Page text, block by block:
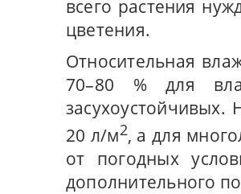
всего растения
цветения.
Относительная
70–80 % для
засухоустойчивых.
20 л/м2, а для
от погодных
дополнительного